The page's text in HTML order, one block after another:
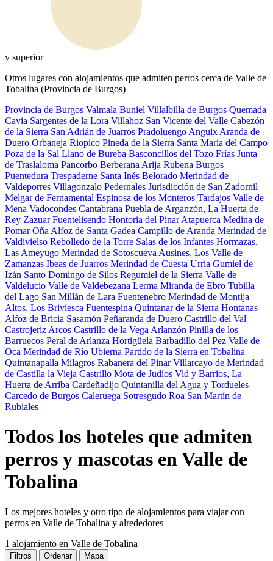
y superior
Otros lugares con alojamientos que admiten perros cerca de Valle de
Tobalina (Provincia de Burgos)
Provincia de Burgos Valmala Buniel Villalbilla de Burgos Quemada
Cavia Sargentes de la Lora Villahoz San Vicente del Valle Cabezón
de la Sierra San Adrián de Juarros Pradoluengo Anguix Aranda de
Duero Orbaneja Riopico Pineda de la Sierra Santa María del Campo
Poza de la Sal Llano de Bureba Basconcillos del Tozo Frías Junta
de Traslaloma Pancorbo Berberana Arija Rubena Burgos
Puentedura Trespaderne Santa Inés Belorado Merindad de
Valdeporres Villagonzalo Pedernales Jurisdicción de San Zadornil
Melgar de Fernamental Espinosa de los Monteros Tardajos Valle de
Mena Vadocondes Cantabrana Puebla de Arganzón, La Huerta de
Rey ZazuarFuentelisendo Hontoria del PinarAtapuerca Medina de
PomarOña Alfoz de Santa Gadea Campillo de Aranda Merindad de
Valdivielso Rebolledo de la Torre Salas de los Infantes Hormazas,
Las Ameyugo Merindad de Sotoscueva Ausines, Los Valle de
Zamanzas Ibeas de Juarros Merindad de Cuesta Urria Gumiel de
Izán Santo Domingo de Silos Regumiel de la Sierra Valle de
Valdelucio Valle de Valdebezana Lerma Miranda de Ebro Tubilla
del Lago San Millán de Lara Fuentenebro Merindad de Montija
Altos, Los Briviesca Fuentespina Quintanar de la Sierra Hontanas
Alfoz de Bricia Sasamón Peñaranda de Duero Castrillo del Val
Castrojeriz Arcos Castrillo de la Vega Arlanzón Pinilla de los
Barruecos Peral de Arlanza Hortigüela Barbadillo del Pez Valle de
Oca Merindad de Río Ubierna Partido de la Sierra en Tobalina
Quintanapalla Milagros Rabanera del PinarVillarcayo de Merindad
de Castilla la Vieja Castrillo Mota de Judíos Vid y Barrios, La
Huerta de Arriba Cardeñadijo Quintanilla del Agua y Tordueles
Carcedo de Burgos Caleruega Sotresgudo Roa San Martín de
Rubiales
Todos los hoteles que admiten
perros y mascotas en Valle de
Tobalina
Los mejores hoteles y otro tipo de alojamientos para viajar con
perros en Valle de Tobalina y alrededores
1 alojamiento en Valle de Tobalina
Filtros Ordenar Mapa